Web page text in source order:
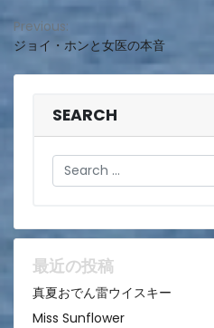
投
稿
ョ
ン
Previous:
ジョイ・ホンと女医の本音
SEARCH
Search
最近の投稿
真夏おでん雷ウイスキー
Miss Sunflower